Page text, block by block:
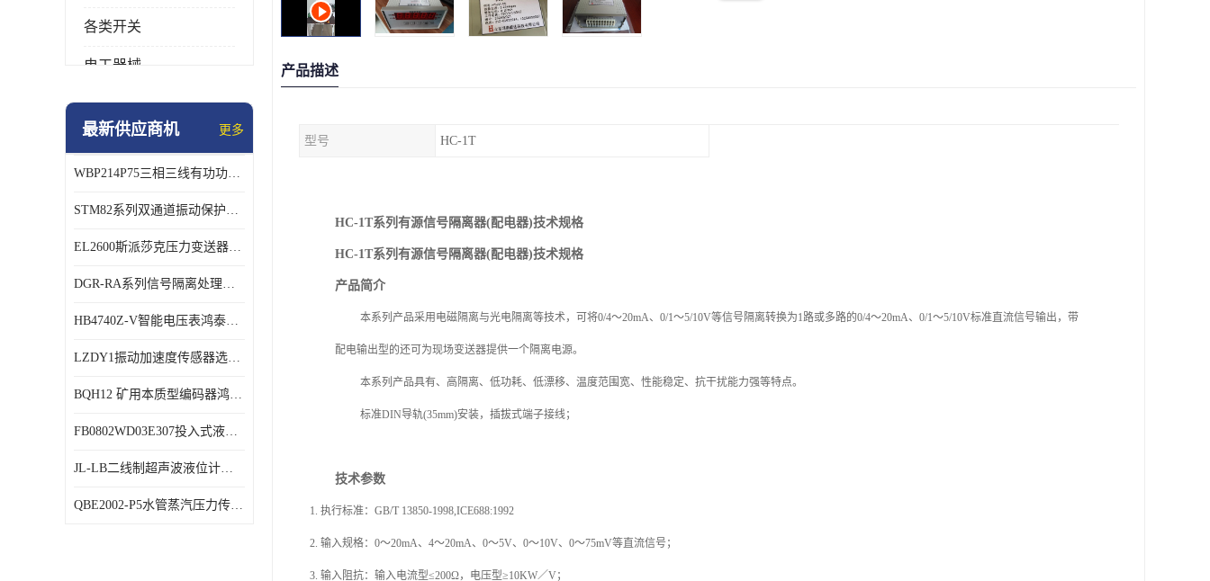
各类开关
电工器械
模块化产品
特殊用处传感器
特殊用途变送器
最新供应商机 更多
WBP214P75三相三线有功功率传感器鸿泰顺达产品稳定性好
STM82系列双通道振动保护表鸿泰产品技术规格
EL2600斯派莎克压力变送器技术规格
DGR-RA系列信号隔离处理器鸿泰产品技术规格
HB4740Z-V智能电压表鸿泰产品外形美观大方
LZDY1振动加速度传感器选型资料
BQH12 矿用本质型编码器鸿泰产品实物展示
FB0802WD03E307投入式液位计鸿泰产品选型参数
JL-LB二线制超声波液位计鸿泰产品外形美观大方
QBE2002-P5水管蒸汽压力传感器西门子产品技术规格
产品描述
型号 HC-1T
HC-1T系列有源信号隔离器(配电器)技术规格
HC-1T系列有源信号隔离器(配电器)技术规格
产品简介
本系列产品采用电磁隔离与光电隔离等技术，可将0/4～20mA、0/1～5/10V等信号隔离转换为1路或多路的0/4～20mA、0/1～5/10V标准直流信号输出，带
配电输出型的还可为现场变送器提供一个隔离电源。
本系列产品具有、高隔离、低功耗、低漂移、温度范围宽、 性能稳定、 抗干扰能力强等特点。
标准DIN导轨(35mm)安装，插拔式端子接线；
技术参数
1. 执行标准： GB/T 13850-1998,ICE688:1992
2. 输入规格： 0～20mA、4～20mA、0～5V、0～10V、0～75mV等直流信号；
3. 输入阻抗：输入电流型≤200Ω，电压型≥10KW／V；